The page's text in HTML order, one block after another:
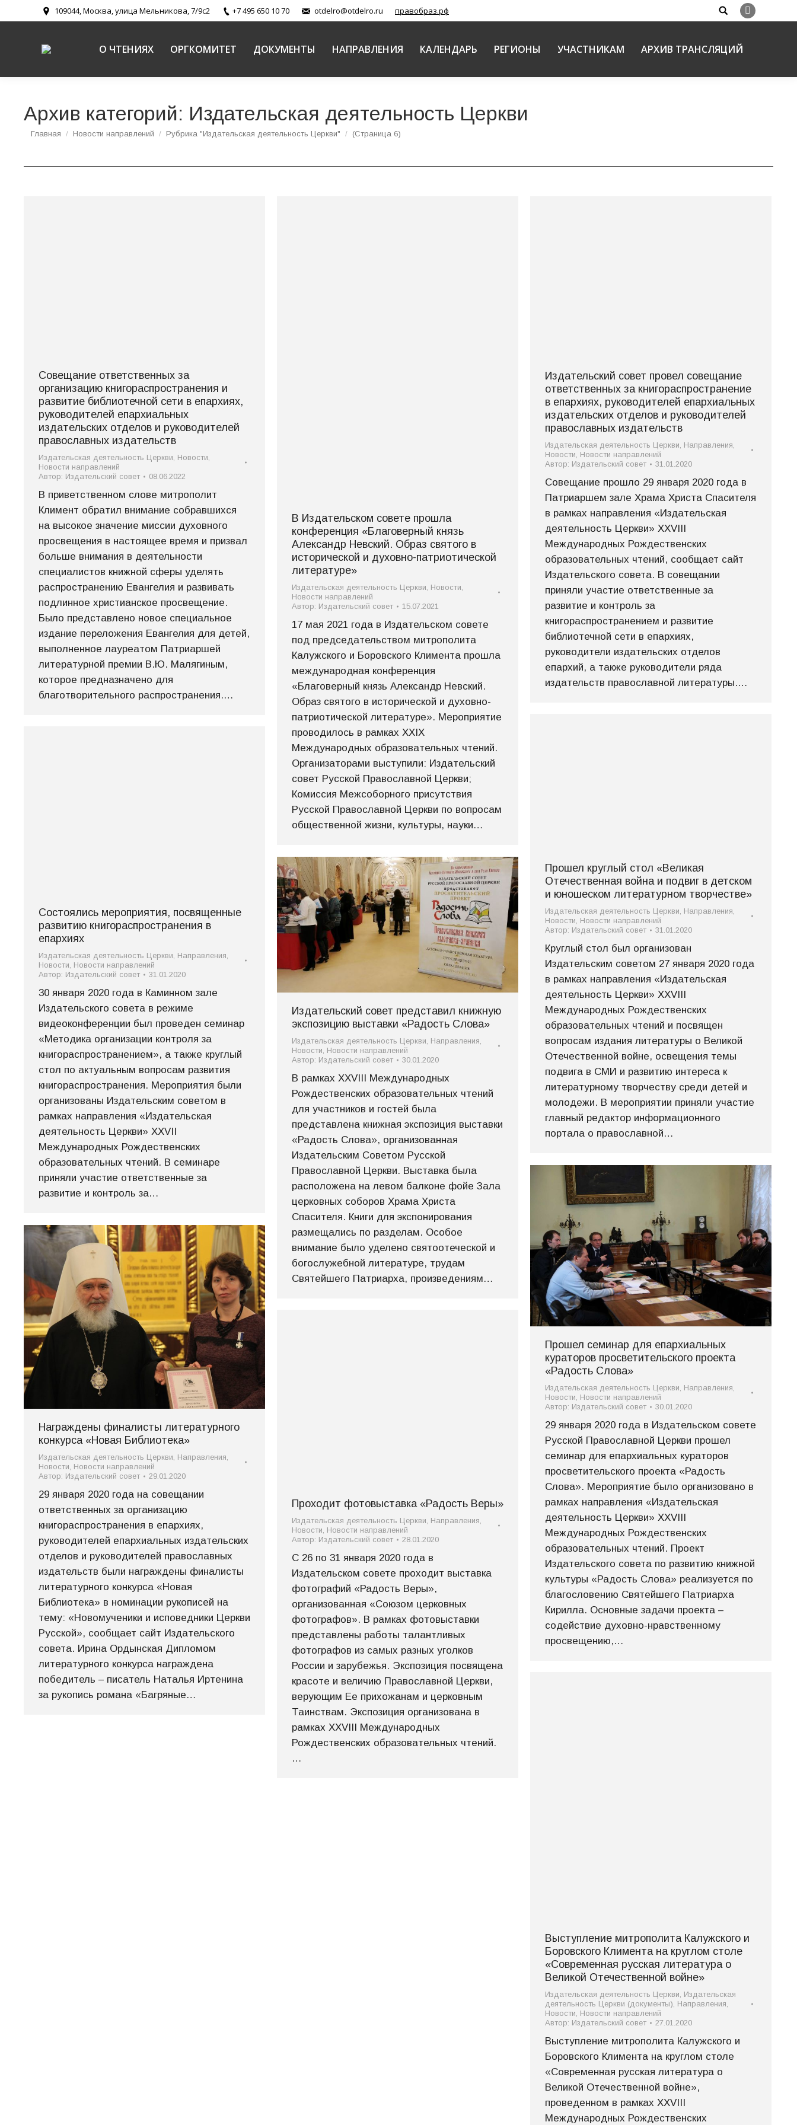
109044, Москва, улица Мельникова, 7/9с2 +7 495 650 10 70 otdelro@otdelro.ru правобраз.рф Search:
Вконтакте
О ЧТЕНИЯХ ОРГКОМИТЕТ ДОКУМЕНТЫ НАПРАВЛЕНИЯ КАЛЕНДАРЬ РЕГИОНЫ УЧАСТНИКАМ АРХИВ ТРАНСЛЯЦИЙ
Архив категорий: Издательская деятельность Церкви
Вы здесь:
Главная Новости направлений Рубрика "Издательская деятельность Церкви" (Страница 6)
Совещание ответственных за
организацию книгораспространения и
развитие библиотечной сети в епархиях,
руководителей епархиальных
издательских отделов и руководителей
православных издательств
Издательская деятельность Церкви Новости
Новости направлений
Автор: Издательский совет 08.06.2022
В приветственном слове митрополит
Климент обратил внимание собравшихся
на высокое значение миссии духовного
просвещения в настоящее время и призвал
больше внимания в деятельности
специалистов книжной сферы уделять
распространению Евангелия и развивать
подлинное христианское просвещение.
Было представлено новое специальное
издание переложения Евангелия для детей,
выполненное лауреатом Патриаршей
литературной премии В.Ю. Малягиным,
которое предназначено для
благотворительного распространения.…
В Издательском совете прошла
конференция «Благоверный князь
Александр Невский. Образ святого в
исторической и духовно-патриотической
литературе»
Издательская деятельность Церкви, Новости,
Новости направлений
Автор: Издательский совет 15.07.2021
17 мая 2021 года в Издательском совете
под председательством митрополита
Калужского и Боровского Климента прошла
международная конференция
«Благоверный князь Александр Невский.
Образ святого в исторической и духовно-
патриотической литературе». Мероприятие
проводилось в рамках XXIX
Международных образовательных чтений.
Организаторами выступили: Издательский
совет Русской Православной Церкви;
Комиссия Межсоборного присутствия
Русской Православной Церкви по вопросам
общественной жизни, культуры, науки…
Издательский совет провел совещание
ответственных за книгораспространение
в епархиях, руководителей епархиальных
издательских отделов и руководителей
православных издательств
Издательская деятельность Церкви Направления
Новости Новости направлений
Автор: Издательский совет 31.01.2020
Совещание прошло 29 января 2020 года в
Патриаршем зале Храма Христа Спасителя
в рамках направления «Издательская
деятельность Церкви» XXVIII
Международных Рождественских
образовательных чтений, сообщает сайт
Издательского совета. В совещании
приняли участие ответственные за
развитие и контроль за
книгораспространением и развитие
библиотечной сети в епархиях,
руководители издательских отделов
епархий, а также руководители ряда
издательств православной литературы.…
Прошел круглый стол «Великая
Отечественная война и подвиг в детском
и юношеском литературном творчестве»
Издательская деятельность Церкви Направления
Новости Новости направлений
Автор: Издательский совет 31.01.2020
Круглый стол был организован
Издательским советом 27 января 2020 года
в рамках направления «Издательская
деятельность Церкви» XXVIII
Международных Рождественских
образовательных чтений и посвящен
вопросам издания литературы о Великой
Отечественной войне, освещения темы
подвига в СМИ и развитию интереса к
литературному творчеству среди детей и
молодежи. В мероприятии приняли участие
главный редактор информационного
портала о православной…
Состоялись мероприятия, посвященные
развитию книгораспространения в
епархиях
Издательская деятельность Церкви Направления
Новости Новости направлений
Автор: Издательский совет 31.01.2020
30 января 2020 года в Каминном зале
Издательского совета в режиме
видеоконференции был проведен семинар
«Методика организации контроля за
книгораспространением», а также круглый
стол по актуальным вопросам развития
книгораспространения. Мероприятия были
организованы Издательским советом в
рамках направления «Издательская
деятельность Церкви» XXVII
Международных Рождественских
образовательных чтений. В семинаре
приняли участие ответственные за
развитие и контроль за…
Издательский совет представил книжную
экспозицию выставки «Радость Слова»
Издательская деятельность Церкви Направления
Новости Новости направлений
Автор: Издательский совет 30.01.2020
В рамках XXVIII Международных
Рождественских образовательных чтений
для участников и гостей была
представлена книжная экспозиция выставки
«Радость Слова», организованная
Издательским Советом Русской
Православной Церкви. Выставка была
расположена на левом балконе фойе Зала
церковных соборов Храма Христа
Спасителя. Книги для экспонирования
размещались по разделам. Особое
внимание было уделено святоотеческой и
богослужебной литературе, трудам
Святейшего Патриарха, произведениям…
Прошел семинар для епархиальных
кураторов просветительского проекта
«Радость Слова»
Издательская деятельность Церкви Направления
Новости Новости направлений
Автор: Издательский совет 30.01.2020
29 января 2020 года в Издательском совете
Русской Православной Церкви прошел
семинар для епархиальных кураторов
просветительского проекта «Радость
Слова». Мероприятие было организовано в
рамках направления «Издательская
деятельность Церкви» XXVIII
Международных Рождественских
образовательных чтений. Проект
Издательского совета по развитию книжной
культуры «Радость Слова» реализуется по
благословению Святейшего Патриарха
Кирилла. Основные задачи проекта –
содействие духовно-нравственному
просвещению,…
Награждены финалисты литературного
конкурса «Новая Библиотека»
Издательская деятельность Церкви, Направления,
Новости, Новости направлений
Автор: Издательский совет 29.01.2020
29 января 2020 года на совещании
ответственных за организацию
книгораспространения в епархиях,
руководителей епархиальных издательских
отделов и руководителей православных
издательств были награждены финалисты
литературного конкурса «Новая
Библиотека» в номинации рукописей на
тему: «Новомученики и исповедники Церкви
Русской», сообщает сайт Издательского
совета. Ирина Ордынская Дипломом
литературного конкурса награждена
победитель – писатель Наталья Иртенина
за рукопись романа «Багряные…
Проходит фотовыставка «Радость Веры»
Издательская деятельность Церкви Направления
Новости Новости направлений
Автор: Издательский совет 28.01.2020
С 26 по 31 января 2020 года в
Издательском совете проходит выставка
фотографий «Радость Веры»,
организованная «Союзом церковных
фотографов». В рамках фотовыставки
представлены работы талантливых
фотографов из самых разных уголков
России и зарубежья. Экспозиция посвящена
красоте и величию Православной Церкви,
верующим Ее прихожанам и церковным
Таинствам. Экспозиция организована в
рамках XXVIII Международных
Рождественских образовательных чтений.
…
Выступление митрополита Калужского и
Боровского Климента на круглом столе
«Современная русская литература о
Великой Отечественной войне»
Издательская деятельность Церкви Издательская
деятельность Церкви (документы) Направления
Новости Новости направлений
Автор: Издательский совет 27.01.2020
Выступление митрополита Калужского и
Боровского Климента на круглом столе
«Современная русская литература о
Великой Отечественной войне»,
проведенном в рамках XXVIII
Международных Рождественских